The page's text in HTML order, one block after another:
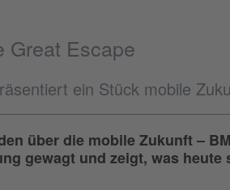
Great Escape
ein Stück mobile
über die mobile Zukunft –
gewagt und zeigt, was